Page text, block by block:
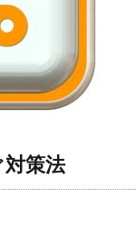
策法